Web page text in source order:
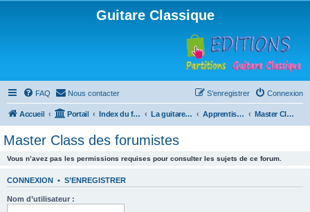
Guitare Classique
FAQ Nous contacter Connexion
S’enregistrer
Accueil Portail Index du forum La guitare : instrument, cours et théorie Apprentissage et enseignement de la guitare Master Class des forumistes
Master Class des forumistes
Vous n’avez pas les permissions requises pour consulter les sujets de ce forum.
CONNEXION • S’ENREGISTRER
Nom d’utilisateur :